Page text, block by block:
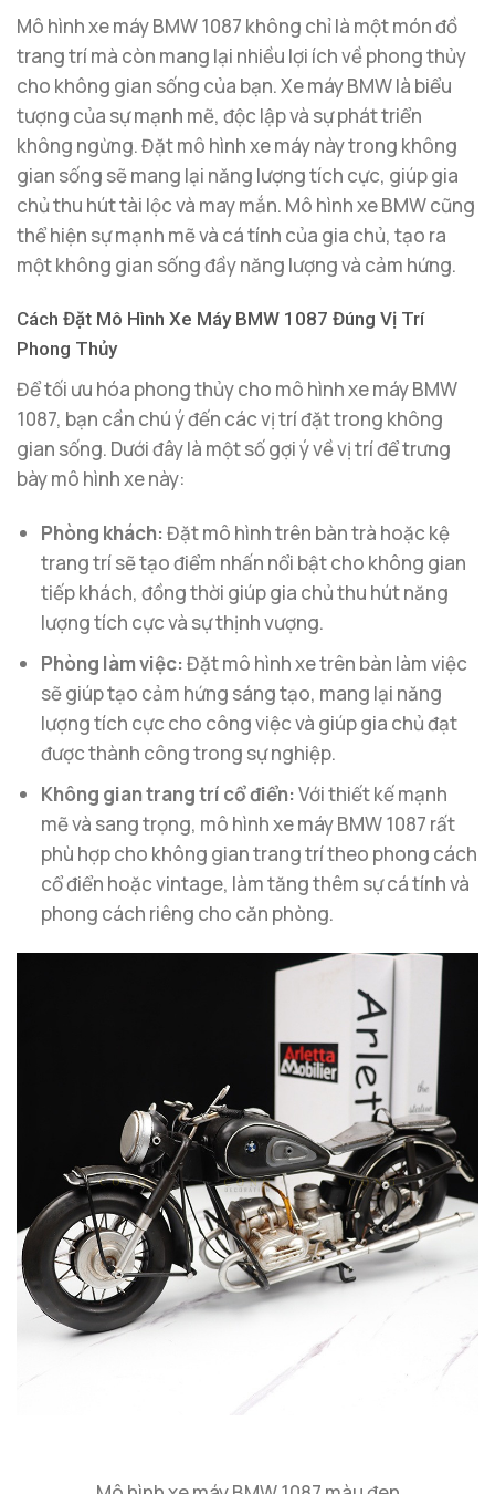
Mô hình xe máy BMW 1087 không chỉ là một món đồ
trang trí mà còn mang lại nhiều lợi ích về phong thủy
cho không gian sống của bạn. Xe máy BMW là biểu
tượng của sự mạnh mẽ, độc lập và sự phát triển
không ngừng. Đặt mô hình xe máy này trong không
gian sống sẽ mang lại năng lượng tích cực, giúp gia
chủ thu hút tài lộc và may mắn. Mô hình xe BMW cũng
thể hiện sự mạnh mẽ và cá tính của gia chủ, tạo ra
một không gian sống đầy năng lượng và cảm hứng.
Cách Đặt Mô Hình Xe Máy BMW 1087 Đúng Vị Trí
Phong Thủy
Để tối ưu hóa phong thủy cho mô hình xe máy BMW
1087, bạn cần chú ý đến các vị trí đặt trong không
gian sống. Dưới đây là một số gợi ý về vị trí để trưng
bày mô hình xe này:
Phòng khách:Đặt mô hình trên bàn trà hoặc kệ
trang trí sẽ tạo điểm nhấn nổi bật cho không gian
tiếp khách, đồng thời giúp gia chủ thu hút năng
lượng tích cực và sự thịnh vượng.
Phòng làm việc:Đặt mô hình xe trên bàn làm việc
sẽ giúp tạo cảm hứng sáng tạo, mang lại năng
lượng tích cực cho công việc và giúp gia chủ đạt
được thành công trong sự nghiệp.
Không gian trang trí cổ điển:Với thiết kế mạnh
mẽ và sang trọng, mô hình xe máy BMW 1087 rất
phù hợp cho không gian trang trí theo phong cách
cổ điển hoặc vintage, làm tăng thêm sự cá tính và
phong cách riêng cho căn phòng.